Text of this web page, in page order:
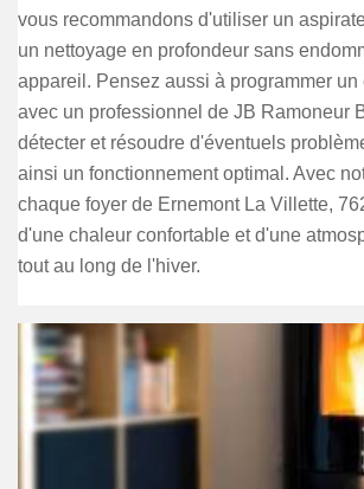
vous recommandons d'utiliser un
un nettoyage en profondeur sans
appareil. Pensez aussi à programmer un
avec un professionnel de JB Ramoneur
détecter et résoudre d'éventuels
ainsi un fonctionnement optimal. Avec
chaque foyer de Ernemont La Villette,
d'une chaleur confortable et d'une
tout au long de l'hiver.